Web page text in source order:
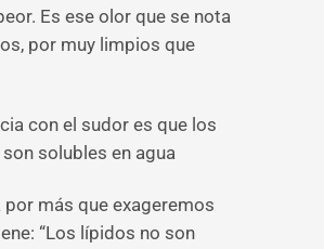
Es ese olor que se nota
por muy limpios que
con el sudor es que los
solubles en agua
por más que exageremos
“Los lípidos no son